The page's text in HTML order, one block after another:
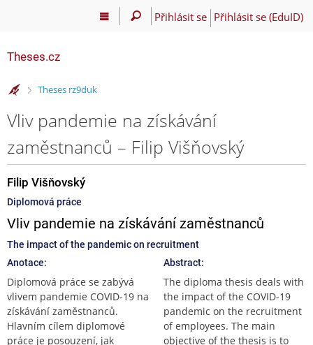
Přihlásit se Přihlásit se (EduID)
Theses.cz
>
Theses rz9duk
Vliv pandemie na získávání
zaměstnanců – Filip Višňovský
Filip Višňovský
Diplomová práce
Vliv pandemie na získávání zaměstnanců
The impact of the pandemic on recruitment
Anotace:
Diplomová práce se zabývá
vlivem pandemie COVID-19 na
získávání zaměstnanců.
Hlavním cílem diplomové
práce je posouzení, jak
Abstract:
The diploma thesis deals with
the impact of the COVID-19
pandemic on the recruitment
of employees. The main
objective of the thesis is to